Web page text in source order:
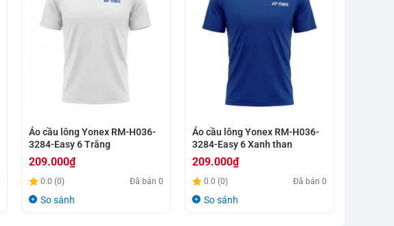
Áo cầu lông Yonex RM-H036-
3284-Easy 6 Trắng
209.000₫
0.0 (0) Đã bán0
So sánh
Áo cầu lông Yonex RM-H036-
3284-Easy 6 Xanh than
209.000₫
0.0 (0) Đã bán0
So sánh